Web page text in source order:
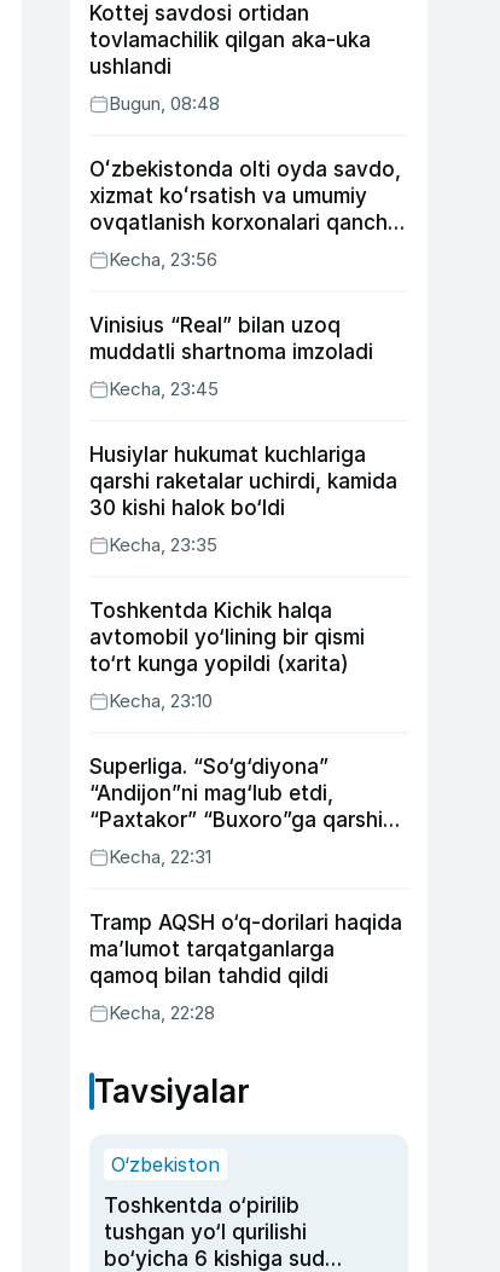
Kottej savdosi ortidan
tovlamachilik qilgan aka-uka
ushlandi
Bugun, 08:48
Oʻzbekistonda olti oyda savdo,
xizmat koʻrsatish va umumiy
ovqatlanish korxonalari qancha
soliq toʻlagani ochiqlandi
Kecha, 23:56
Vinisius “Real” bilan uzoq
muddatli shartnoma imzoladi
Kecha, 23:45
Husiylar hukumat kuchlariga
qarshi raketalar uchirdi, kamida
30 kishi halok bo‘ldi
Kecha, 23:35
Toshkentda Kichik halqa
avtomobil yo‘lining bir qismi
to‘rt kunga yopildi (xarita)
Kecha, 23:10
Superliga. “So‘g‘diyona”
“Andijon”ni mag‘lub etdi,
“Paxtakor” “Buxoro”ga qarshi
bahsda g‘alabani qo‘ldan
chiqardi
Kecha, 22:31
Tramp AQSH o‘q-dorilari haqida
ma’lumot tarqatganlarga
qamoq bilan tahdid qildi
Kecha, 22:28
Tavsiyalar
O‘zbekiston
Toshkentda o‘pirilib
tushgan yo‘l qurilishi
bo‘yicha 6 kishiga sud